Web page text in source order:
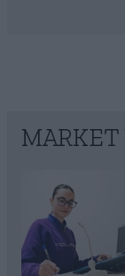
MARKET